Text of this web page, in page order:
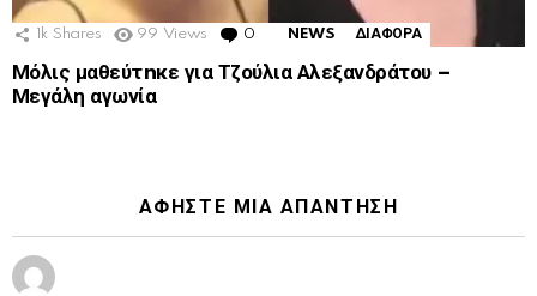
1k Shares 99 Views 0 Comments
NEWS ΔΙΑΦΟΡΑ
Μόλις μαθεύτnκε για Τζούλια Αλεξανδράτου –
Μεγάλη αγωνία
ΑΦΉΣΤΕ ΜΙΑ ΑΠΆΝΤΗΣΗ